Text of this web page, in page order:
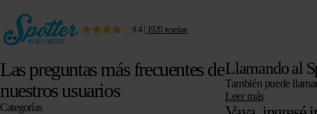
8.4| 1920 reseñas
Las preguntas más frecuentes de
nuestros usuarios
Categorías
Llamando al
También puede
Leer más